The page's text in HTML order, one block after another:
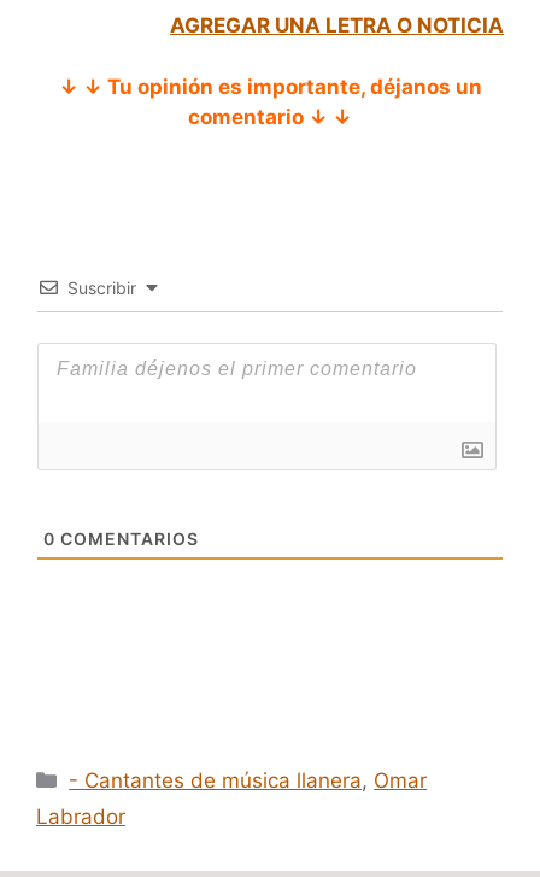
AGREGAR UNA LETRA O NOTICIA
↓ ↓ Tu opinión es importante, déjanos un
comentario ↓ ↓
Suscribir
0 COMENTARIOS
Categorías
- Cantantes de música llanera, Omar
Labrador